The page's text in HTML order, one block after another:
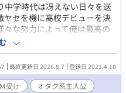
中学時代は冴えない日々を送
ヤセを機に高校デビューを決
な努力によって俺は最高の
れた！ 中学時代にやり込ん
と美顔を武器に、名門男子校
く。 無口メカクレ男子、関西
、堅物メガネの副委員長、甘
、ワンコ系の後輩、父親違
最終更新日 2026.8.7 登録日 2021.4.10
受け
オタク系主人公